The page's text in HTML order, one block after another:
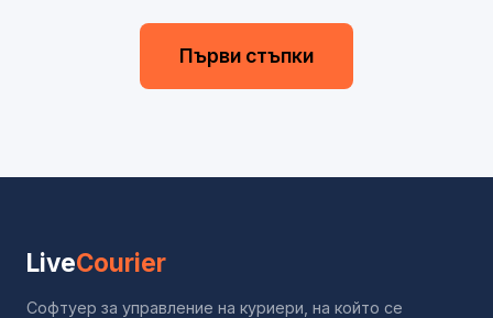
Първи стъпки
LiveCourier
Софтуер за управление на куриери, на който се